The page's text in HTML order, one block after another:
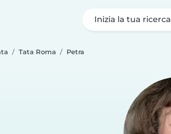
Inizia la tua ricerca
Tata Roma Petra